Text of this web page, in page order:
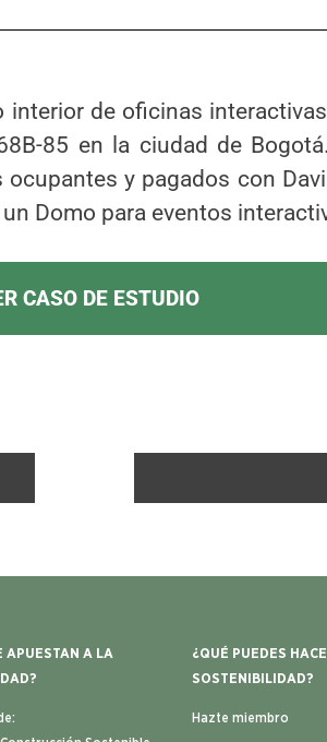
interior de oficinas
85 en la ciudad de
y pagados con
Domo para eventos
CASO DE ESTUDIO
APUESTAN A LA
¿QUÉ PUEDES
SOSTENIBILIDAD?
Hazte miembro